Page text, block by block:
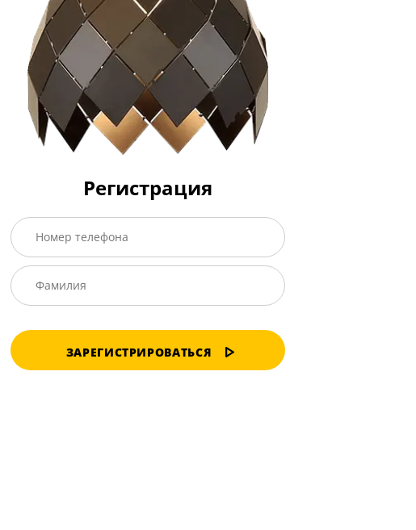
Регистрация
ЗАРЕГИСТРИРОВАТЬСЯ